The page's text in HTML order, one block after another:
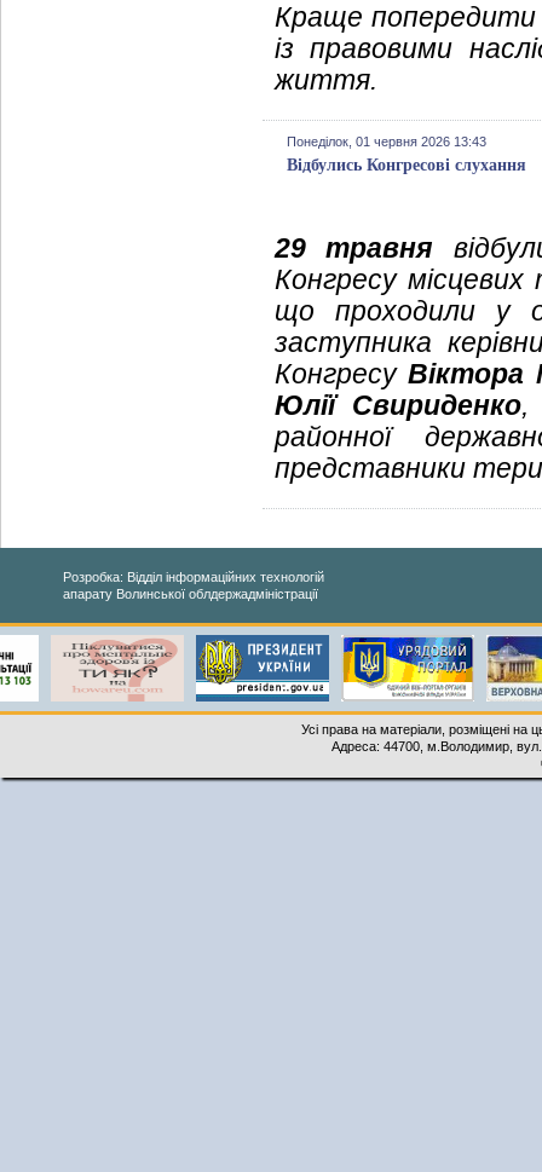
Краще попередити
із правовими
життя.
Понеділок, 01 червня 2026 13:43
Відбулись Конгресові слухання
29 травня
Конгресу
що проходили у
заступника
КонгресуВіктора
Юлії Свириденко,
районної
представники
Розробка: Відділ інформаційних технологій
апарату Волинської облдержадміністрації
Усі права на матеріали, розміщені на
Адреса: 44700, м.Володимир,